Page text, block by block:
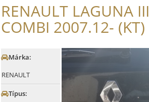
RENAULT LAGUNA III
COMBI 2007.12- (KT)
Márka:
RENAULT
Típus: